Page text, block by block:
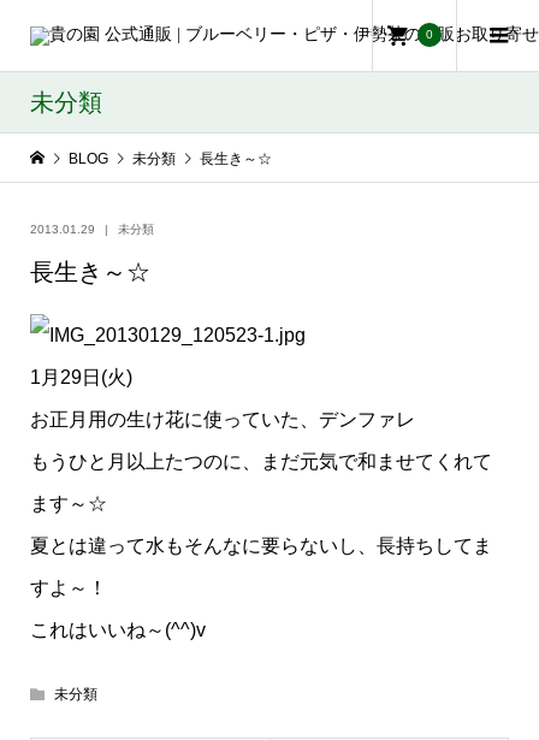
0
未分類
BLOG 未分類 長生き～☆
2013.01.29 未分類
長生き～☆
1月29日(火)
お正月用の生け花に使っていた、デンファレ
もうひと月以上たつのに、まだ元気で和ませてくれて
ます～☆
夏とは違って水もそんなに要らないし、長持ちしてま
すよ～！
これはいいね～(^^)v
未分類